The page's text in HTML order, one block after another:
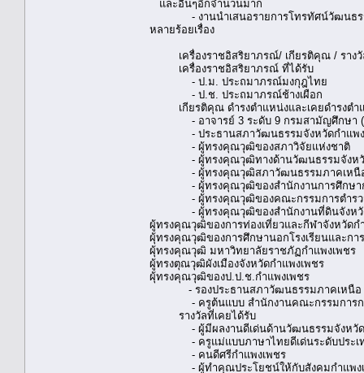
และอื่นๆอีกจำนวนมาก
- งานนำเสนอรายการโทรทัศน์วัฒนธรรม
หลายร้อยเรื่อง
เครื่องราชอิสริยาภรณ์/ เกียรติคุณ / รางวั
เครื่องราชอิสริยาภรณ์ ที่ได้รับ
- ป.ม. ประถมาภรณ์มงกุฎไทย
- ป.ช. ประถมาภรณ์ช้างเผือก
เกียรติคุณ ดำรงตำแหน่งและเคยดำรงตำ
- อาจารย์ 3 ระดับ 9 กรมสามัญศึกษา (ส
- ประธานสภาวัฒนธรรมจังหวัดกำแพง
- ผู้ทรงคุณวุฒิของสภาวิจัยแห่งชาติ
- ผู้ทรงคุณวุฒิทางด้านวัฒนธรรมจังหวัด
- ผู้ทรงคุณวุฒิสภาวัฒนธรรมภาคเหนื
- ผู้ทรงคุณวุฒิของสำนักงานการศึกษากำ
- ผู้ทรงคุณวุฒิของคณะกรรมการตำรวจภู
- ผู้ทรงคุณวุฒิของสำนักงานที่ดิ
ผู้ทรงคุณวุฒิของการท่องเที่ยวและกีฬาจังหวัดก
ผุ้ทรงคุณวุฒิของการศึกษานอกโรงเรียนและกา
ผุ้ทรงคุณวุฒิ มหาวิทยาลัยราชภัฏกำแพงเพชร
ผู้ทรงตุณวุฒิผังเมืองจังหวัดกำแพงเพชร
ผุ้ทรงคุณวุฒิของป.ป.ช.กำแพงเพชร
- รองประธานสภาวัฒนธรรมภาคเหนือ
- ครูต้นแบบ สำนักงานคณะกรรมการกา
รางวัลที่เคยได้รับ
- ผู้มีผลงานดีเด่นด้านวัฒนธรรมจังหวัดก
- ครูแม่แบบภาษาไทยดีเด่นระดับประเ
- คนดีศรีกำแพงเพชร
- ผู้ทำคุณประโยชน์ให้กับสังคมกำแพง